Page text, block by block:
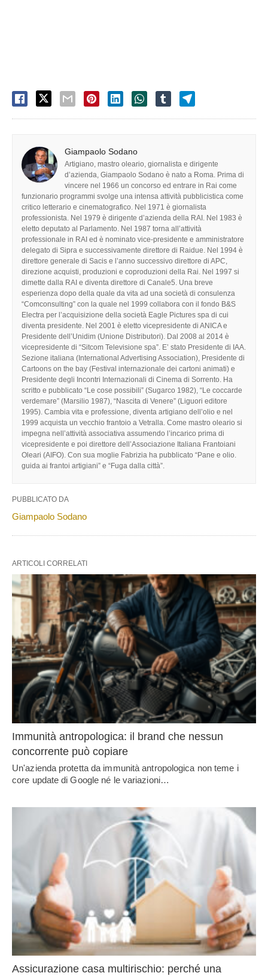
Giampaolo Sodano
Artigiano, mastro oleario, giornalista e dirigente
d’azienda, Giampaolo Sodano è nato a Roma. Prima di
vincere nel 1966 un concorso ed entrare in Rai come
funzionario programmi svolge una intensa attività pubblicistica come
critico letterario e cinematografico. Nel 1971 è giornalista
professionista. Nel 1979 è dirigente d’azienda della RAI. Nel 1983 è
eletto deputato al Parlamento. Nel 1987 torna all’attività
professionale in RAI ed è nominato vice-presidente e amministratore
delegato di Sipra e successivamente direttore di Raidue. Nel 1994 è
direttore generale di Sacis e l’anno successivo direttore di APC,
direzione acquisti, produzioni e coproduzioni della Rai. Nel 1997 si
dimette dalla RAI e diventa direttore di Canale5. Una breve
esperienza dopo della quale da vita ad una società di consulenza
“Comconsulting” con la quale nel 1999 collabora con il fondo B&S
Electra per l’acquisizione della società Eagle Pictures spa di cui
diventa presidente. Nel 2001 è eletto vicepresidente di ANICA e
Presidente dell’Unidim (Unione Distributori). Dal 2008 al 2014 è
vicepresidente di “Sitcom Televisione spa”. E’ stato Presidente di IAA.
Sezione italiana (International Advertising Association), Presidente di
Cartoons on the bay (Festival internazionale dei cartoni animati) e
Presidente degli Incontri Internazionali di Cinema di Sorrento. Ha
scritto e pubblicato “Le cose possibili” (Sugarco 1982), “Le coccarde
verdemare” (Marsilio 1987), “Nascita di Venere” (Liguori editore
1995). Cambia vita e professione, diventa artigiano dell’olio e nel
1999 acquista un vecchio frantoio a Vetralla. Come mastro oleario si
impegna nell’attività associativa assumendo l’incarico prima di
vicepresidente e poi direttore dell’Associazione Italiana Frantoiani
Oleari (AIFO). Con sua moglie Fabrizia ha pubblicato “Pane e olio.
guida ai frantoi artigiani” e “Fuga dalla città”.
PUBBLICATO DA
Giampaolo Sodano
ARTICOLI CORRELATI
Immunità antropologica: il brand che nessun
concorrente può copiare
Un'azienda protetta da immunità antropologica non teme i
core update di Google né le variazioni…
Assicurazione casa multirischio: perché una